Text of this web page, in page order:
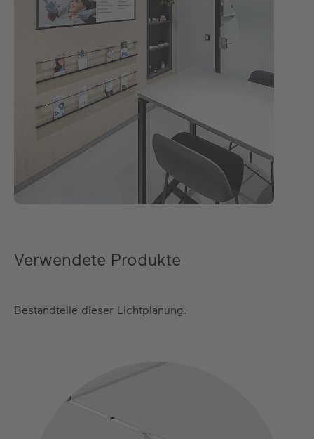
Verwendete Produkte
Bestandteile dieser Lichtplanung.